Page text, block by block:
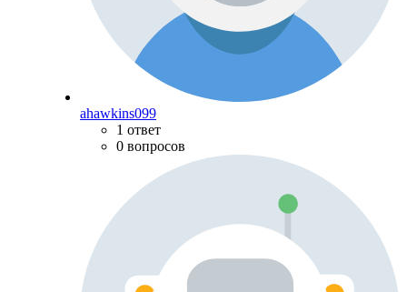
ahawkins099
1 ответ
0 вопросов